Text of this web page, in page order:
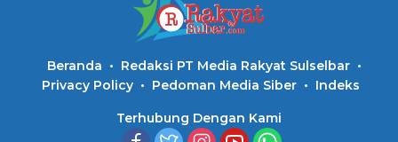
Beranda
Redaksi PT Media Rakyat Sulselbar
Privacy Policy
Pedoman Media Siber Indeks
Terhubung Dengan Kami